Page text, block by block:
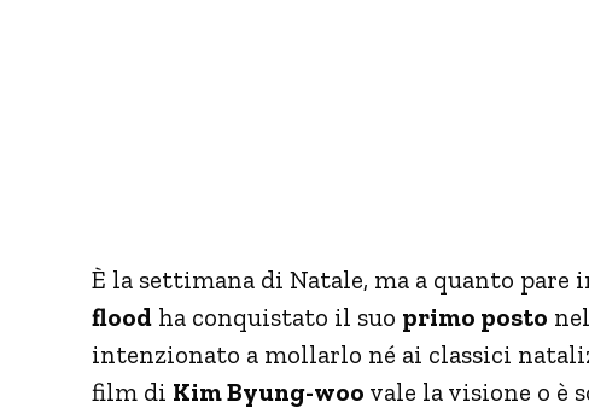
È la settimana di Natale, ma a quanto
flood ha conquistato il suo primo posto
intenzionato a mollarlo né ai classici
film di Kim Byung-woo vale la visione o è